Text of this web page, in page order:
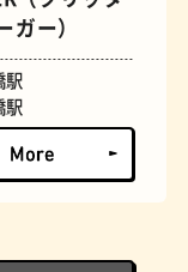
階段
ガー）
駅
駅